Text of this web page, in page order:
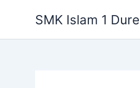
SMK Islam 1